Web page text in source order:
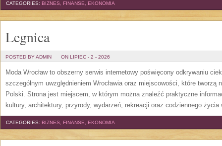
CATEGORIES: BIZNES, FINANSE, EKONOMIA
Legnica
POSTED BY ADMIN ON LIPIEC - 2 - 2026
Moda Wrocław to obszerny serwis internetowy poświęcony odkrywaniu
szczególnym uwzględnieniem Wrocławia oraz miejscowości, które
Polski. Strona jest miejscem, w którym można znaleźć praktyczne
kultury, architektury, przyrody, wydarzeń, rekreacji oraz codziennego życia
CATEGORIES: BIZNES, FINANSE, EKONOMIA